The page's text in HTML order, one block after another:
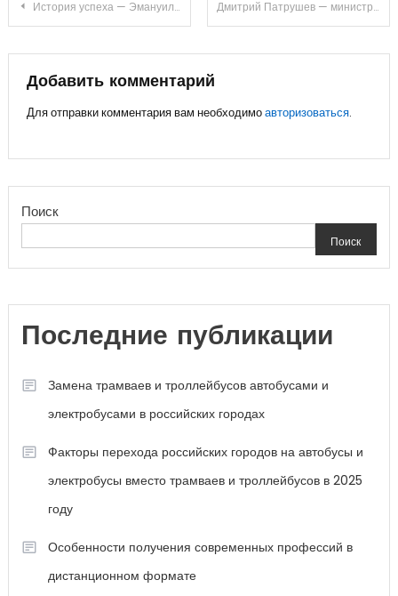
Навигация
по
записям
История успеха — Эмануил Виторган — исключительная музыкальная даровитость, талантливый актёр и непревзойденный художник своего времени Дмитрий Патрушев — министр сельского хозяйства и его сын — подробная биография и достижения в политической карьере
Добавить комментарий
Для отправки комментария вам необходимоавторизоваться.
Поиск
Поиск
Последние публикации
Замена трамваев и троллейбусов автобусами и
электробусами в российских городах
Факторы перехода российских городов на автобусы и
электробусы вместо трамваев и троллейбусов в 2025
году
Особенности получения современных профессий в
дистанционном формате